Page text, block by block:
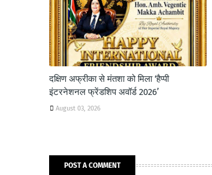
दक्षिण अफ्रीका से मंतशा को मिला ‘हैप्पी
इंटरनेशनल फ्रेंडशिप अवॉर्ड 2026’
August 03, 2026
POST A COMMENT